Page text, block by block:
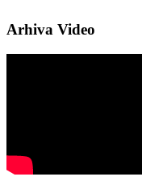
Arhiva Video